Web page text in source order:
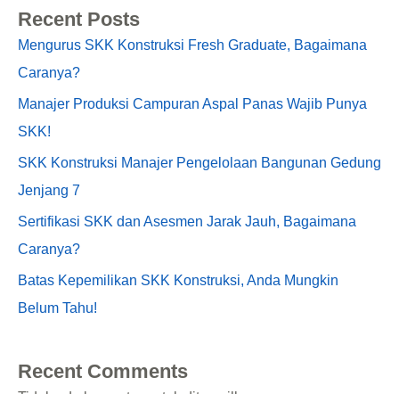
Recent Posts
Mengurus SKK Konstruksi Fresh Graduate, Bagaimana
Caranya?
Manajer Produksi Campuran Aspal Panas Wajib Punya
SKK!
SKK Konstruksi Manajer Pengelolaan Bangunan Gedung
Jenjang 7
Sertifikasi SKK dan Asesmen Jarak Jauh, Bagaimana
Caranya?
Batas Kepemilikan SKK Konstruksi, Anda Mungkin
Belum Tahu!
Recent Comments